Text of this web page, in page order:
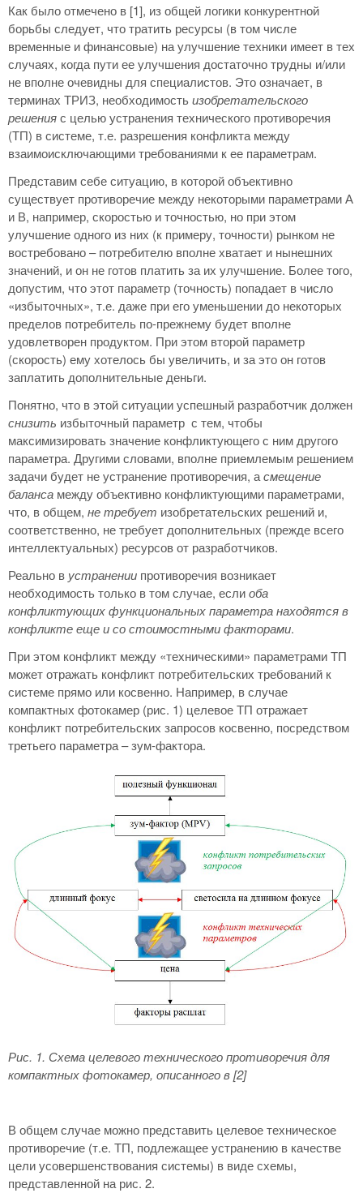
Как было отмечено в [1], из общей логики конкурентной
борьбы следует, что тратить ресурсы (в том числе
временные и финансовые) на улучшение техники имеет в тех
случаях, когда пути ее улучшения достаточно трудны и/или
не вполне очевидны для специалистов. Это означает, в
терминах ТРИЗ, необходимостьизобретательского
решенияс целью устранения технического противоречия
(ТП) в системе, т.е. разрешения конфликта между
взаимоисключающими требованиями к ее параметрам.
Представим себе ситуацию, в которой объективно
существует противоречие между некоторыми параметрами А
и В, например, скоростью и точностью, но при этом
улучшение одного из них (к примеру, точности) рынком не
востребовано – потребителю вполне хватает и нынешних
значений, и он не готов платить за их улучшение. Более того,
допустим, что этот параметр (точность) попадает в число
«избыточных», т.е. даже при его уменьшении до некоторых
пределов потребитель по-прежнему будет вполне
удовлетворен продуктом. При этом второй параметр
(скорость) ему хотелось бы увеличить, и за это он готов
заплатить дополнительные деньги.
Понятно, что в этой ситуации успешный разработчик должен
снизить избыточный параметр с тем, чтобы
максимизировать значение конфликтующего с ним другого
параметра. Другими словами, вполне приемлемым решением
задачи будет не устранение противоречия, асмещение
баланса между объективно конфликтующими параметрами,
что, в общем, не требует изобретательских решений и,
соответственно, не требует дополнительных (прежде всего
интеллектуальных) ресурсов от разработчиков.
Реально в устранении противоречия возникает
необходимость только в том случае, еслиоба
конфликтующих функциональных параметра находятся в
конфликте еще и со стоимостными факторами.
При этом конфликт между «техническими» параметрами ТП
может отражать конфликт потребительских требований к
системе прямо или косвенно. Например, в случае
компактных фотокамер (рис. 1) целевое ТП отражает
конфликт потребительских запросов косвенно, посредством
третьего параметра – зум-фактора.
Рис. 1. Схема целевого технического противоречия для
компактных фотокамер, описанного в [2]
В общем случае можно представить целевое техническое
противоречие (т.е. ТП, подлежащее устранению в качестве
цели усовершенствования системы) в виде схемы,
представленной на рис. 2.